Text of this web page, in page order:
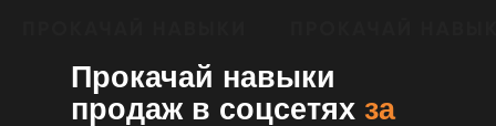
Прокачай навыки
продаж в соцсетях за